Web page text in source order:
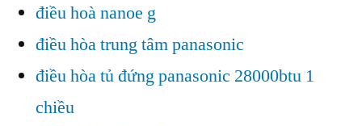
điều hoà nanoe g
điều hòa trung tâm panasonic
điều hòa tủ đứng panasonic 28000btu 1
chiều